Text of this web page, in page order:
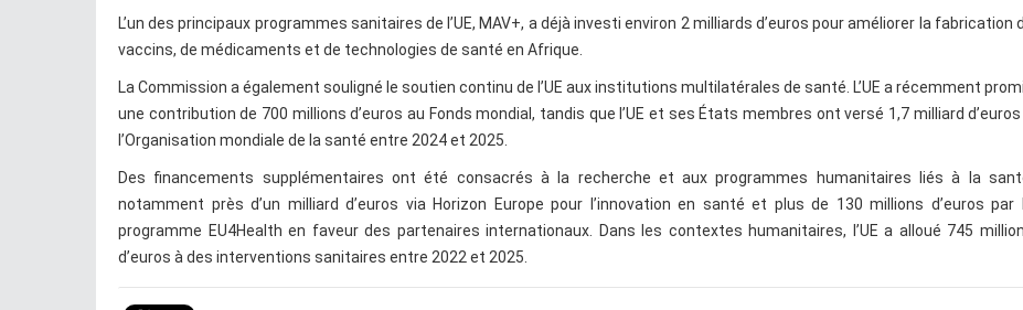
L’un des principaux programmes sanitaires de l’UE, MAV+, a déjà investi environ 2 milliards d’euros pour améliorer la fabrication
vaccins, de médicaments et de technologies de santé en Afrique.
La Commission a également souligné le soutien continu de l’UE aux institutions multilatérales de santé. L’UE a récemment
une contribution de 700 millions d’euros au Fonds mondial, tandis que l’UE et ses États membres ont versé 1,7 milliard d’euros
l’Organisation mondiale de la santé entre 2024 et 2025.
Des financements supplémentaires ont été consacrés à la recherche et aux programmes humanitaires liés à la
notamment près d’un milliard d’euros via Horizon Europe pour l’innovation en santé et plus de 130 millions d’euros par
programme EU4Health en faveur des partenaires internationaux. Dans les contextes humanitaires, l’UE a alloué 745
d’euros à des interventions sanitaires entre 2022 et 2025.